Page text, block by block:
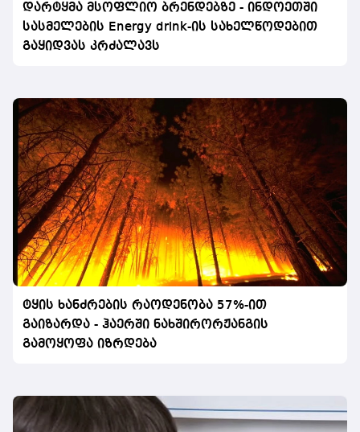
დარტყმა მსოფლიო ბრენდებზე - ინდოეთში
სასმელების Energy drink-ის სახელწოდებით
გაყიდვას კრძალავს
ტყის ხანძრების რაოდენობა 57%-ით
გაიზარდა - ჰაერში ნახშირორჟანგის
გამოყოფა იზრდება